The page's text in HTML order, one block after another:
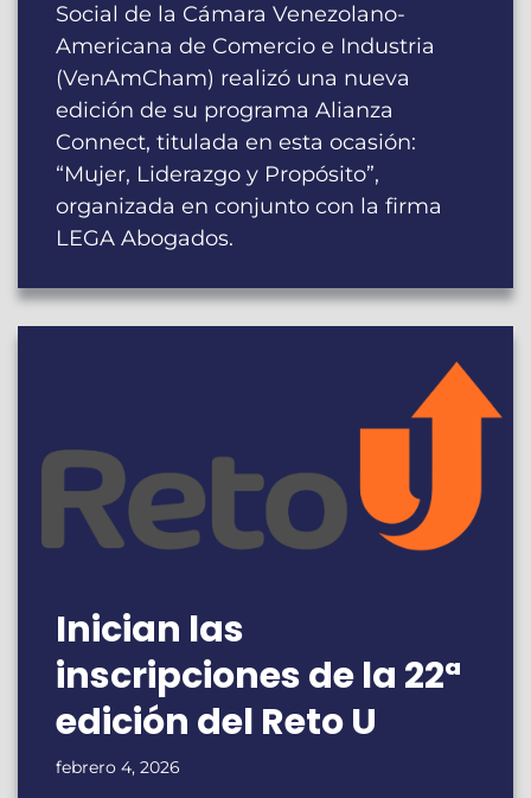
Social de la Cámara Venezolano-
Americana de Comercio e Industria
(VenAmCham) realizó una nueva
edición de su programa Alianza
Connect, titulada en esta ocasión:
“Mujer, Liderazgo y Propósito”,
organizada en conjunto con la firma
LEGA Abogados.
Inician las
inscripciones de la 22ª
edición del Reto U
febrero 4, 2026